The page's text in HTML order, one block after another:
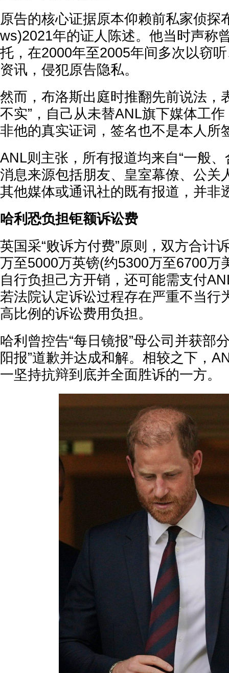
原告的核心证据原本仰赖前私家侦探
ws)2021年的证人陈述。他当时声称
托，在2000年至2005年间多次以窃
资讯，侵犯原告隐私。
然而，布洛斯出庭时推翻先前说法，
不实”，自己从未替ANL旗下媒体工
非他的真实证词，签名也不是本人所
ANL则主张，所有报道均来自“一般
消息来源包括朋友、皇室幕僚、公关
其他媒体或通讯社的既有报道，并非
哈利恐负担钜额诉讼费
英国采“败诉方付费”原则，双方合计
万至5000万英镑(约5300万至6700万
自行负担己方开销，还可能需支付
若法院认定诉讼过程存在严重不当行
高比例的诉讼费用负担。
哈利曾控告“每日镜报”母公司并获部
阳报”道歉并达成和解。相较之下，
一坚持抗辩到底并全面胜诉的一方。